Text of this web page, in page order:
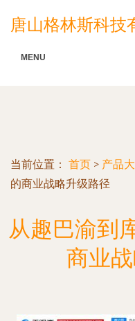
唐山格林斯科技
MENU
当前位置： 首页 > 产品
的商业战略升级路径
从趣巴渝到
商业